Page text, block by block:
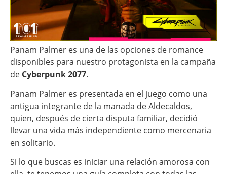
Panam Palmer es una de las opciones de romance
disponibles para nuestro protagonista en la campaña
de Cyberpunk 2077.
Panam Palmer es presentada en el juego como una
antigua integrante de la manada de Aldecaldos,
quien, después de cierta disputa familiar, decidió
llevar una vida más independiente como mercenaria
en solitario.
Si lo que buscas es iniciar una relación amorosa con